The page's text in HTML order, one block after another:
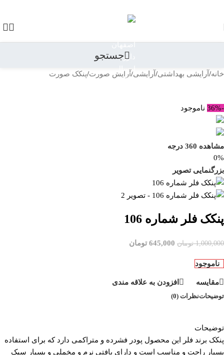
جستجو
خانه/ آرایشی بهداشتی/ آرایشی/آرایش صورت/پنکک صورت
-36% ناموجود
مشاهده 360 درجه
0%
بزرگنمایی تصویر
پنکک فلر شماره 106
1,000,000 تومان 645,000 تومان
ناموجود
مقایسه افزودن به علاقه مندی
توضیحاتنظرات (0)
توضیحات
پنکک برند فلر این محصول پودر فشرده و متراکمی دارد که برای استفاده
بسیار راحت و مناسب است و دارای بافتی نرم و مخملی و بسیار سبک